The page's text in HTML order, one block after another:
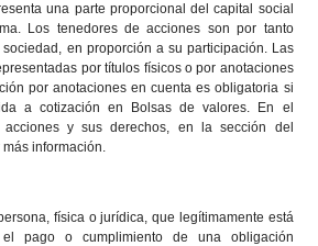
una parte proporcional del capital social
Los tenedores de acciones son por tanto
en proporción a su participación. Las
por títulos físicos o por anotaciones
por anotaciones en cuenta es obligatoria si
a cotización en Bolsas de valores. En el
y sus derechos, en la sección del
información.
física o jurídica, que legítimamente está
pago o cumplimiento de una obligación